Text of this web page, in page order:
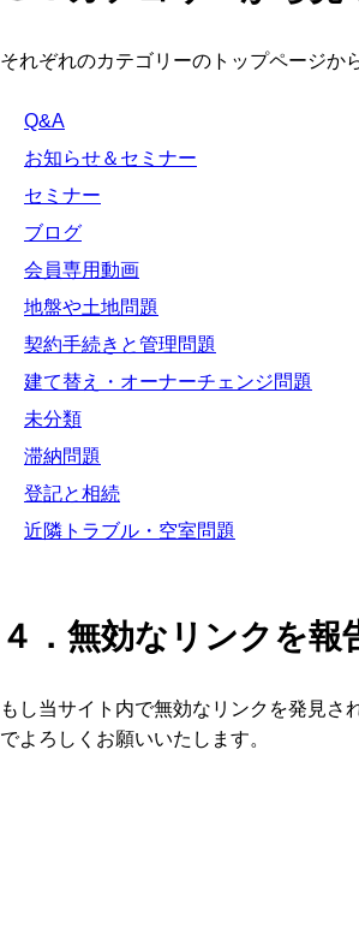
それぞれのカテゴリーのトップページか
Q&A
お知らせ＆セミナー
セミナー
ブログ
会員専用動画
地盤や土地問題
契約手続きと管理問題
建て替え・オーナーチェンジ問題
未分類
滞納問題
登記と相続
近隣トラブル・空室問題
４．無効なリンクを報
もし当サイト内で無効なリンクを発見
でよろしくお願いいたします。